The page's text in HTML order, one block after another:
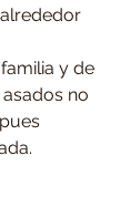
y de
no